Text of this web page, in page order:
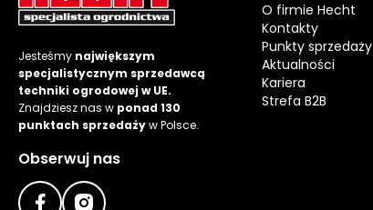
Jesteśmy największym
specjalistycznym sprzedawcą
techniki ogrodowej w UE.
Znajdziesz nas w ponad 130
punktach sprzedażyw Polsce.
Obserwuj nas
O firmie Hecht
Kontakty
Punkty sprzedaży
Aktualności
Kariera
Strefa B2B